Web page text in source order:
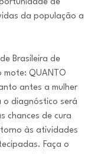
de
da população a
Brasileira de
mote: QUANTO
antes a mulher
o diagnóstico será
chances de cura
às atividades
Faça o